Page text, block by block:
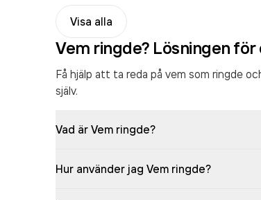
Visa alla
Vem ringde? Lösningen
Få hjälp att ta reda på vem som ringde
själv.
Vad är Vem ringde?
Hur använder jag Vem ringde?